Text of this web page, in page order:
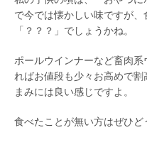
で今では懐かしい味ですが
「？？？」でしょうかね。
ポールウインナーなど畜肉
ればお値段も少々お高めで
まみには良い感じですよ。
食べたことが無い方はぜひど